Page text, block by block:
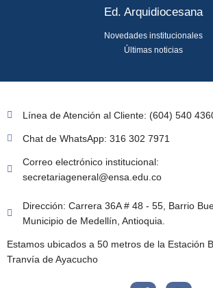
Ed. Arquidiocesana
Novedades institucionales
Últimas noticias
Línea de Atención al Cliente: (604) 540
Chat de WhatsApp: 316 302 7971
Correo electrónico institucional:
secretariageneral@ensa.edu.co
Dirección: Carrera 36A # 48 - 55, Barrio
Municipio de Medellín, Antioquia.
Estamos ubicados a 50 metros de la Estación
Tranvía de Ayacucho